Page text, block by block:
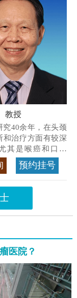
教授
究40余年，在头颈
和治疗方面有较深
其是喉癌和口腔
广东喉癌单病种
查看专家详情
预约挂号
医院？